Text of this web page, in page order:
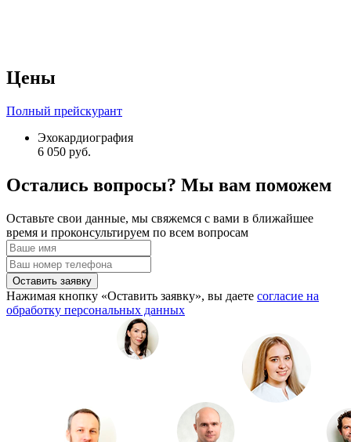
Цены
Полный прейскурант
Эхокардиография
6 050 руб.
Остались вопросы? Мы вам поможем
Оставьте свои данные, мы свяжемся с вами в ближайшее
время и проконсультируем по всем вопросам
Оставить заявку
Нажимая кнопку «Оставить заявку», вы даете согласие на
обработку персональных данных